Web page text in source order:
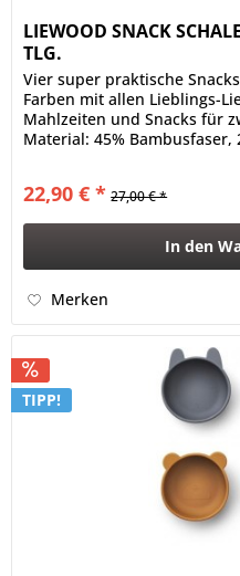
LIEWOOD SNACK
TLG.
Vier super praktische
Farben mit allen Lieblings-
Mahlzeiten und Snacks für
Material: 45% Bambusfaser,
22,90 € * 27,00 € *
In den
Merken
TIPP!